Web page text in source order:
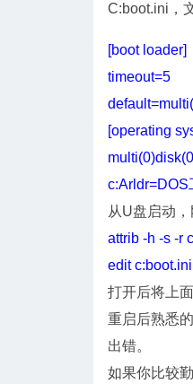
C:boot.ini，
[boot loader]
timeout=5
[operating
c:Arldr=DOS
从U盘启动
attrib -h -s -r
edit c:boot.ini
打开后将上
重启后熟悉
出错。
如果你比较